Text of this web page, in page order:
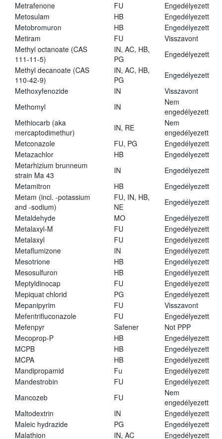
Metrafenone FU
Engedélyezett
Metosulam
HB
Engedélyezett
Metobromuron
HB
Engedélyezett
Metiram
FU
Visszavont
Methyl octanoate (CAS
111-11-5)
IN, AC, HB,
PG
Engedélyezett
Methyl decanoate (CAS
110-42-9)
IN, AC, HB,
PG
Engedélyezett
Methoxyfenozide
IN
Visszavont
Methomyl
IN
Nem
engedélyezett
Methiocarb (aka
mercaptodimethur)
IN, RE
Nem
engedélyezett
Metconazole
FU, PG
Engedélyezett
Metazachlor
HB
Engedélyezett
Metarhizium brunneum
strain Ma 43
IN
Engedélyezett
Metamitron
HB
Engedélyezett
Metam (incl. -potassium
and -sodium)
FU, IN, HB,
NE
Engedélyezett
Metaldehyde
MO
Engedélyezett
Metalaxyl-M
FU
Engedélyezett
Metalaxyl
FU
Engedélyezett
Metaflumizone
IN
Engedélyezett
Mesotrione
HB
Engedélyezett
Mesosulfuron
HB
Engedélyezett
Meptyldinocap
FU
Engedélyezett
Mepiquat chlorid
PG
Engedélyezett
Mepanipyrim
FU
Visszavont
Mefentrifluconazole
FU
Engedélyezett
Mefenpyr
Safener
Not PPP
Mecoprop-P
HB
Engedélyezett
MCPB
HB
Engedélyezett
MCPA
HB
Engedélyezett
Mandipropamid
Fu
Engedélyezett
Mandestrobin
FU
Engedélyezett
Mancozeb
FU
Nem
engedélyezett
Maltodextrin
IN
Engedélyezett
Maleic hydrazide
PG
Engedélyezett
Malathion
IN, AC Engedélyezett